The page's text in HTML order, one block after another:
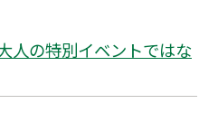
人の特別イベントではな